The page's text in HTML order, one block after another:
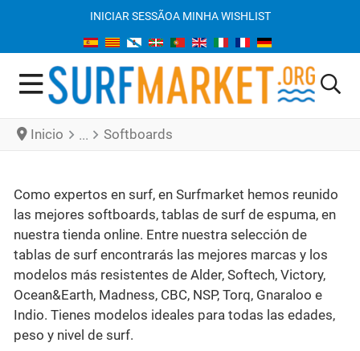
INICIAR SESSÃOA MINHA WISHLIST
Inicio Softboards
Como expertos en surf, en Surfmarket hemos reunido
las mejores softboards, tablas de surf de espuma, en
nuestra tienda online. Entre nuestra selección de
tablas de surf encontrarás las mejores marcas y los
modelos más resistentes de Alder, Softech, Victory,
Ocean&Earth, Madness, CBC, NSP, Torq, Gnaraloo e
Indio. Tienes modelos ideales para todas las edades,
peso y nivel de surf.